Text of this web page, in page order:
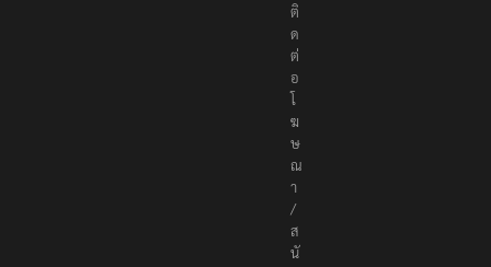
c
o
ติ
ด
ต่
อ
โ
ฆ
ษ
ณ
า
/